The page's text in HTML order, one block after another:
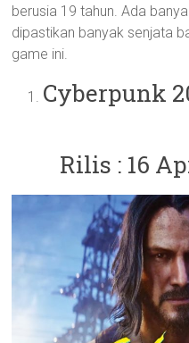
berusia 19 tahun. Ada
dipastikan banyak senjata
game ini.
Cyberpunk
Rilis : 16